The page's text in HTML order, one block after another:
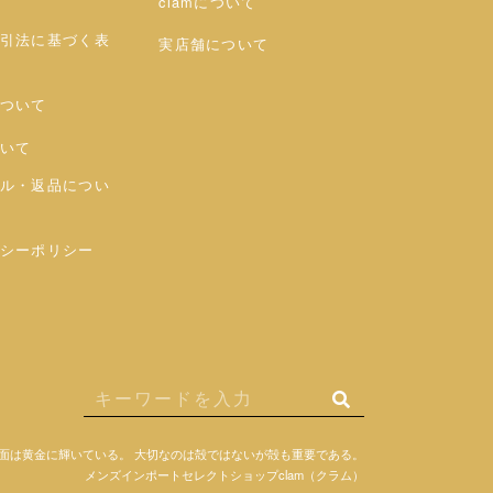
法に基づく表
いて
て
・返品につい
ーポリシー
実店舗について
は黄金に輝いている。
大切なのは殻ではないが殻も重要である。
メンズインポートセレクトショップclam（クラム）